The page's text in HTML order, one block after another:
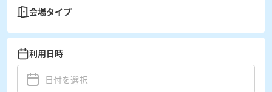
会場タイプ
利用日時